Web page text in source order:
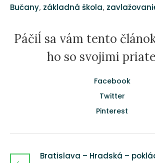
Bučany, základná škola,
Páčiĺ sa vám tento
ho so svojimi
Facebook
Twitter
Pinterest
Bratislava – Hradská –